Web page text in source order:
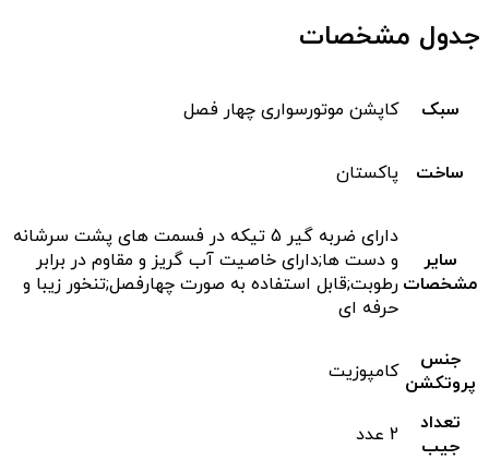
جدول مشخصات
سبک کاپشن موتورسواری چهار فصل
ساخت پاکستان
سایر
مشخصات
دارای ضربه گیر 5 تیکه در فسمت های پشت سرشانه
و دست ها;دارای خاصیت آب گریز و مقاوم در برابر
رطوبت;قابل استفاده به صورت چهارفصل;تنخور زیبا و
حرفه ای
جنس
پروتکشن کامپوزیت
تعداد
جیب
2 عدد